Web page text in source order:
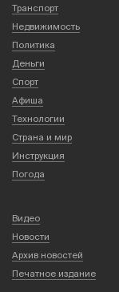
Транспорт
Недвижимость
Политика
Деньги
Спорт
Афиша
Технологии
Страна и мир
Инструкция
Погода
Видео
Новости
Архив новостей
Печатное издание